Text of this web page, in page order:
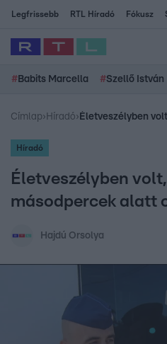
Legfrissebb RTL Híradó Fókusz
# Babits Marcella #Szellő István
Címlap› Híradó›
Híradó
Életveszélyben
másodpercek alatt
Hajdú Orsolya